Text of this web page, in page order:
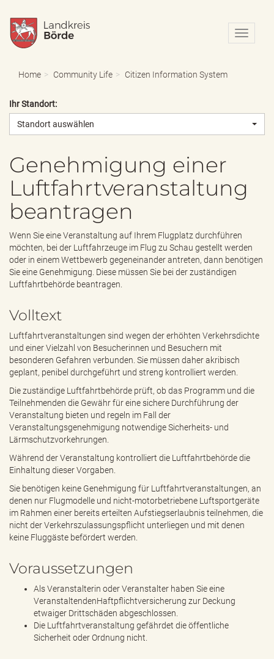
N
a
o
-
s
b
l
Home Community Life Citizen Information System
Ihr Standort:
Standort auswählen
Genehmigung einer
Luftfahrtveranstaltung
beantragen
Wenn Sie eine Veranstaltung auf Ihrem Flugplatz durchführen
möchten, bei der Luftfahrzeuge im Flug zu Schau gestellt werden
oder in einem Wettbewerb gegeneinander antreten, dann benötigen
Sie eine Genehmigung. Diese müssen Sie bei der zuständigen
Luftfahrtbehörde beantragen.
Volltext
Luftfahrtveranstaltungen sind wegen der erhöhten Verkehrsdichte
und einer Vielzahl von Besucherinnen und Besuchern mit
besonderen Gefahren verbunden. Sie müssen daher akribisch
geplant, penibel durchgeführt und streng kontrolliert werden.
Die zuständige Luftfahrtbehörde prüft, ob das Programm und die
Teilnehmenden die Gewähr für eine sichere Durchführung der
Veranstaltung bieten und regeln im Fall der
Veranstaltungsgenehmigung notwendige Sicherheits- und
Lärmschutzvorkehrungen.
Während der Veranstaltung kontrolliert die Luftfahrtbehörde die
Einhaltung dieser Vorgaben.
Sie benötigen keine Genehmigung für Luftfahrtveranstaltungen, an
denen nur Flugmodelle und nicht-motorbetriebene Luftsportgeräte
im Rahmen einer bereits erteilten Aufstiegserlaubnis teilnehmen, die
nicht der Verkehrszulassungspflicht unterliegen und mit denen
keine Fluggäste befördert werden.
Voraussetzungen
Als Veranstalterin oder Veranstalter haben Sie eine
VeranstaltendenHaftpflichtversicherung zur Deckung
etwaiger Drittschäden abgeschlossen.
Die Luftfahrtveranstaltung gefährdet die öffentliche
Sicherheit oder Ordnung nicht.